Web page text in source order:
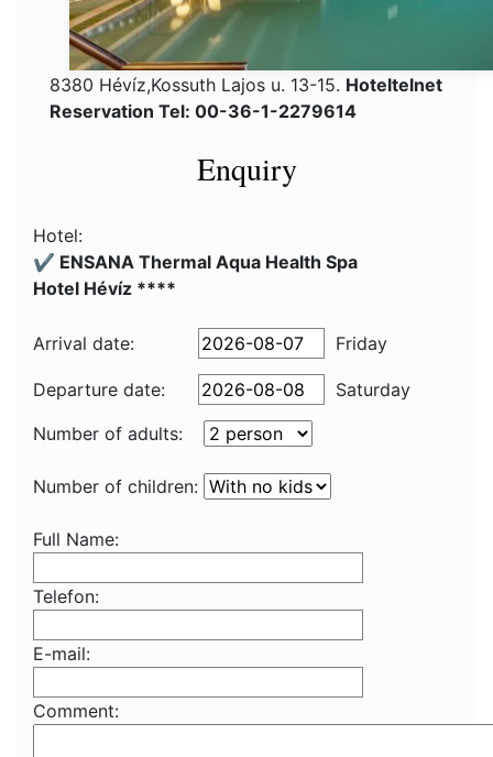
8380 Hévíz,Kossuth Lajos u. 13-15. Hoteltelnet
Reservation Tel: 00-36-1-2279614
Enquiry
Hotel:
✔️ ENSANA Thermal Aqua Health Spa
Hotel Hévíz ****
Arrival date: Friday
Departure date:
Saturday
Number of adults:
Number of children:
Full Name:
Telefon:
E-mail:
Comment: